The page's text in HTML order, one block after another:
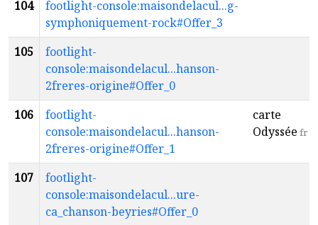
104
footlight-console:maisondelacul...g-
symphoniquement-rock#Offer_3
105
footlight-
console:maisondelacul...hanson-
2freres-origine#Offer_0
106
footlight-
console:maisondelacul...hanson-
2freres-origine#Offer_1
carte
Odyssée fr
107
footlight-
console:maisondelacul...ure-
ca_chanson-beyries#Offer_0